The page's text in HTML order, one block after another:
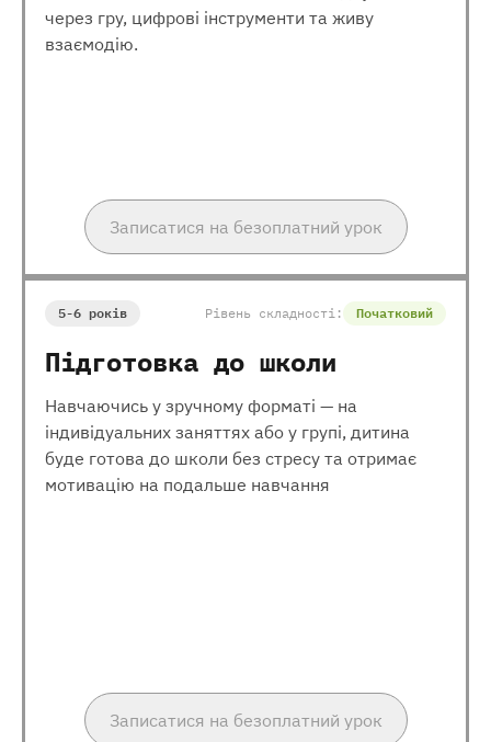
через гру, цифрові інструменти та живу
взаємодію.
Записатися на безоплатний урок
5-6 років Рівень складності: Початковий
Підготовка до школи
Навчаючись у зручному форматі — на
індивідуальних заняттях або у групі, дитина
буде готова до школи без стресу та отримає
мотивацію на подальше навчання
Записатися на безоплатний урок